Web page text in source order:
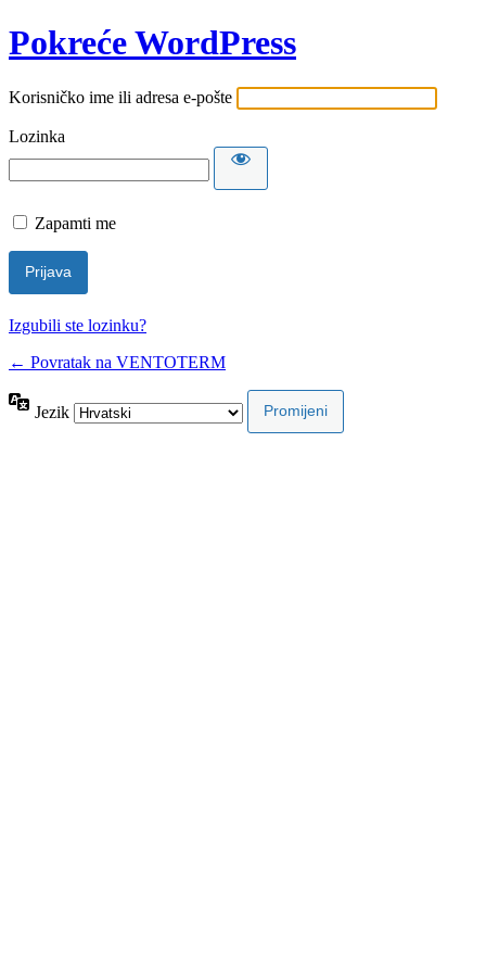
Pokreće WordPress
Korisničko ime ili adresa e-pošte
Lozinka
Zapamti me
Izgubili ste lozinku?
← Povratak na VENTOTERM
Jezik